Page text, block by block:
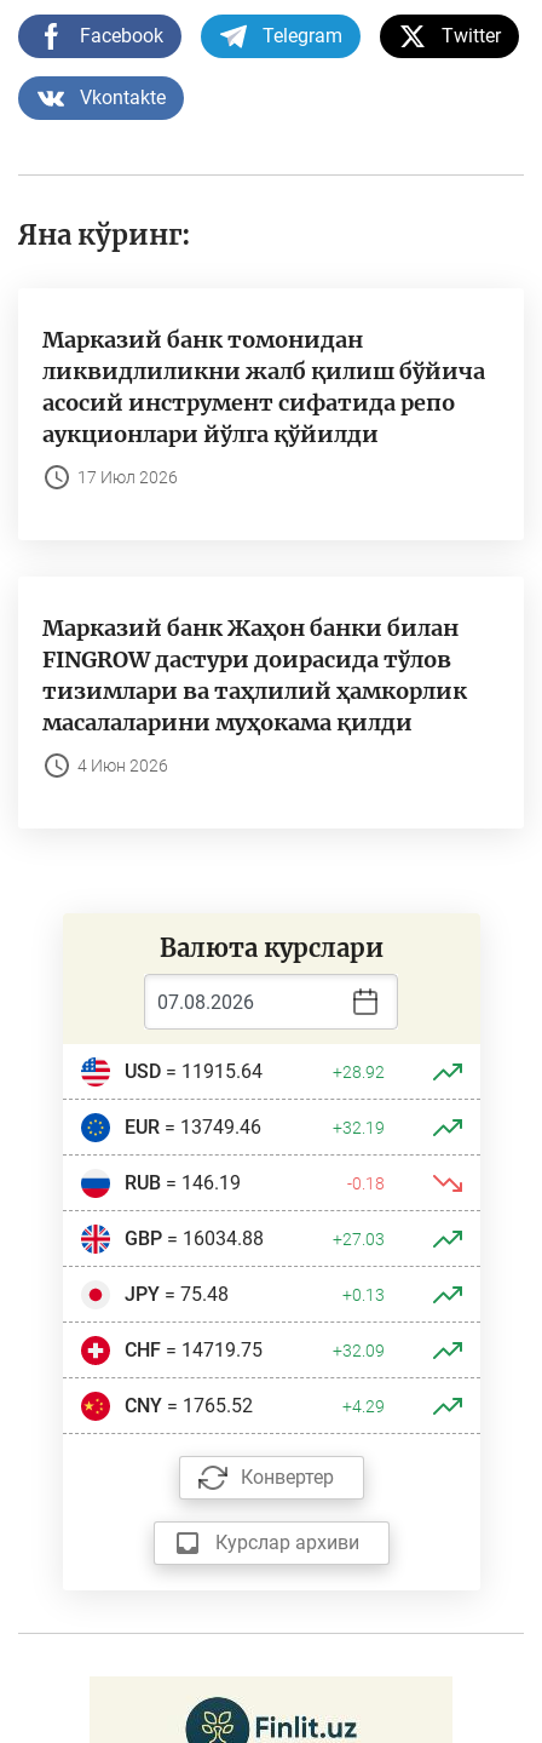
Facebook Telegram Twitter
Vkontakte
Яна кўринг:
Марказий банк томонидан
ликвидлиликни жалб қилиш бўйича
асосий инструмент сифатида репо
аукционлари йўлга қўйилди
17 Июл 2026
Марказий банк Жаҳон банки билан
FINGROW дастури доирасида тўлов
тизимлари ва таҳлилий ҳамкорлик
масалаларини муҳокама қилди
4 Июн 2026
Валюта курслари
USD= 11915.64 +28.92
EUR= 13749.46 +32.19
RUB= 146.19 -0.18
GBP= 16034.88 +27.03
JPY= 75.48 +0.13
CHF= 14719.75 +32.09
CNY= 1765.52 +4.29
Конвертер
Курслар архиви